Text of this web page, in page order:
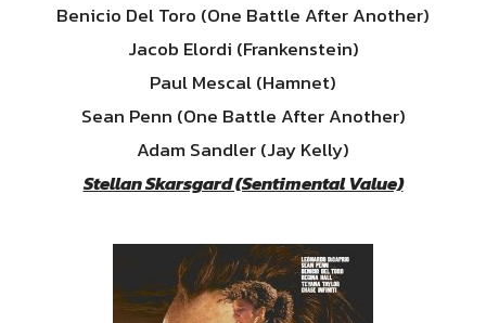
Benicio Del Toro (One Battle After Another)
Jacob Elordi (Frankenstein)
Paul Mescal (Hamnet)
Sean Penn (One Battle After Another)
Adam Sandler (Jay Kelly)
Stellan Skarsgard (Sentimental Value)